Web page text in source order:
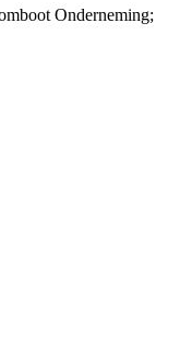
Onderneming;